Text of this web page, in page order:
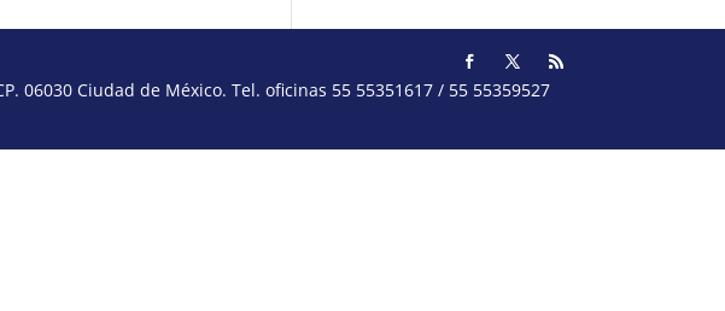
06030 Ciudad de México. Tel. oficinas 55 55351617 / 55 55359527